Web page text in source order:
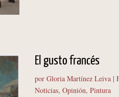
El gusto francés
por Gloria Martínez Leiva|
Noticias, Opinión, Pintura